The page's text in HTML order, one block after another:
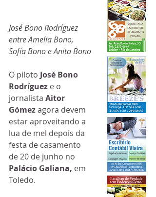
José Bono Rodríguez
entre Amelia Bono,
Sofia Bono e Anita Bono
O piloto José Bono
Rodríguez e o
jornalista Aitor
Gómez agora devem
estar aproveitando a
lua de mel depois da
festa de casamento
de 20 de junho no
Palácio Galiana, em
Toledo.